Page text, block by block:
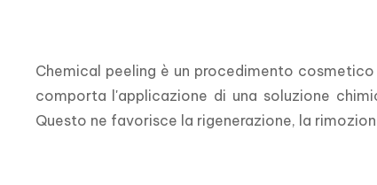
Chemical peeling è un procedimento
comporta l'applicazione di una soluzione
Questo ne favorisce la rigenerazione, la